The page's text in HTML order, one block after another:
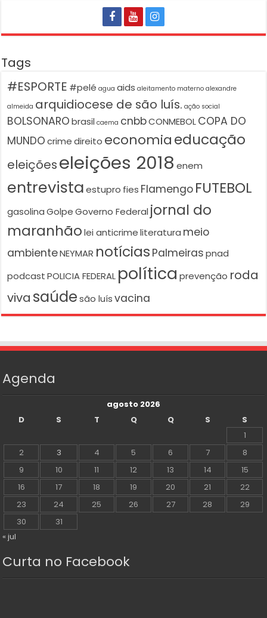
Tags
#ESPORTE #pelé agua aids aleitamento materno alexandre
almeida arquidiocese de são luís. ação social
BOLSONARO brasil caema cnbbCONMEBOLCOPA DO
MUNDO crime direito economiaeducação
eleiçõeseleições 2018 enem
entrevista estupro fies Flamengo FUTEBOL
gasolina Golpe Governo Federal jornal do
maranhão lei anticrime literatura meio
ambienteNEYMAR notícias Palmeiras pnad
podcast POLICIA FEDERAL política prevenção roda
viva saúde são luís vacina
Agenda
agosto 2026
D
S T Q Q S
S
1
2
3 4 5 6 7
8
9
10 11 12 13 14
15
16
17 18 19 20 21
22
23
24 25 26 27 28
29
30
31
« jul
Curta no Facebook